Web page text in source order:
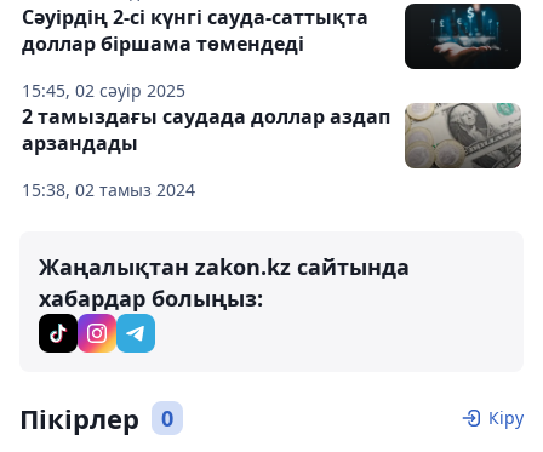
15:45, 02 сәуір 2025
Сәуірдің 2-сі күнгі сауда-саттықта
доллар біршама төмендеді
15:38, 02 тамыз 2024
2 тамыздағы саудада доллар аздап
арзандады
Жаңалықтан zakon.kz сайтында
хабардар болыңыз:
Пікірлер 0 Кіру